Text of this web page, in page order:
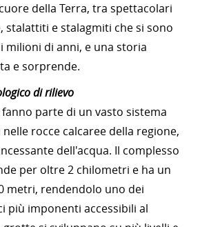
della Terra, tra spettacolari
stalattiti e stalagmiti che si sono
milioni di anni, e una storia
e sorprende.
di rilievo
parte di un vasto sistema
rocce calcaree della regione,
dell'acqua. Il complesso
per oltre 2 chilometri e ha un
metri, rendendolo uno dei
più imponenti accessibili al